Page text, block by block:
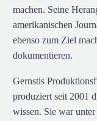
machen. Seine
amerikanischen
ebenso zum Ziel
dokumentieren.
Gernstls
produziert seit 2001
wissen. Sie war